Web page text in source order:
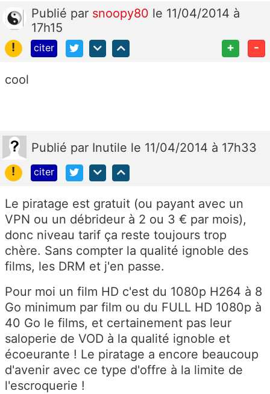
Publié par snoopy80 le 11/04/2014 à
17h15
!
citer + -
cool
Publié par Inutile le 11/04/2014 à 17h33
!
citer
Le piratage est gratuit (ou payant avec un
VPN ou un débrideur à 2 ou 3 € par mois),
donc niveau tarif ça reste toujours trop
chère. Sans compter la qualité ignoble des
films, les DRM et j'en passe.
Pour moi un film HD c'est du 1080p H264 à 8
Go minimum par film ou du FULL HD 1080p à
40 Go le films, et certainement pas leur
saloperie de VOD à la qualité ignoble et
écoeurante ! Le piratage a encore beaucoup
d'avenir avec ce type d'offre à la limite de
l'escroquerie !